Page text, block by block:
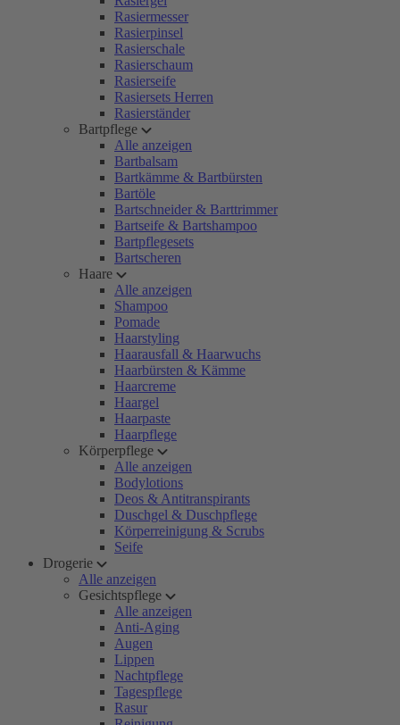
Rasiermesser
Rasierpinsel
Rasierschale
Rasierschaum
Rasierseife
Rasiersets Herren
Rasierständer
Bartpflege
Alle anzeigen
Bartbalsam
Bartkämme & Bartbürsten
Bartöle
Bartschneider & Barttrimmer
Bartseife & Bartshampoo
Bartpflegesets
Bartscheren
Haare
Alle anzeigen
Shampoo
Pomade
Haarstyling
Haarausfall & Haarwuchs
Haarbürsten & Kämme
Haarcreme
Haargel
Haarpaste
Haarpflege
Körperpflege
Alle anzeigen
Bodylotions
Deos & Antitranspirants
Duschgel & Duschpflege
Körperreinigung & Scrubs
Seife
Drogerie
Alle anzeigen
Gesichtspflege
Alle anzeigen
Anti-Aging
Augen
Lippen
Nachtpflege
Tagespflege
Rasur